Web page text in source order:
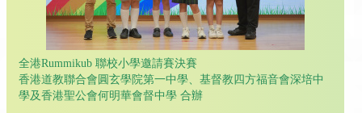
全港Rummikub 聯校小學邀請賽決賽
香港道教聯合會圓玄學院第一中學、基督教四方福音會深培中
學及香港聖公會何明華會督中學 合辦